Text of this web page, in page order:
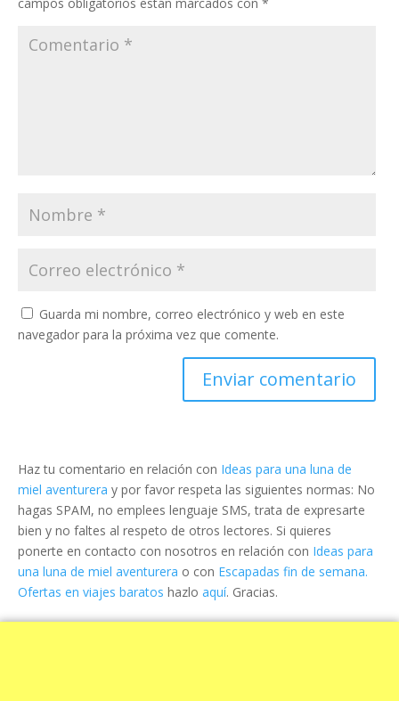
Guarda mi nombre, correo electrónico y web en este
navegador para la próxima vez que comente.
Haz tu comentario en relación con Ideas para una luna de
miel aventurera y por favor respeta las siguientes normas: No
hagas SPAM, no emplees lenguaje SMS, trata de expresarte
bien y no faltes al respeto de otros lectores. Si quieres
ponerte en contacto con nosotros en relación con Ideas para
una luna de miel aventurera o con Escapadas fin de semana.
Ofertas en viajes baratos hazlo aquí. Gracias.